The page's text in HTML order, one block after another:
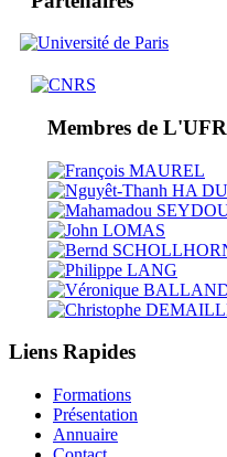
Membres de L'UFR
Liens Rapides
Formations
Présentation
Annuaire